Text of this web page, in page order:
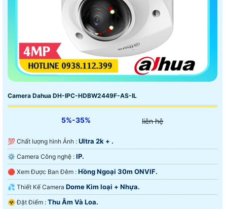
Camera Dahua DH-IPC-HDBW2449F-AS-IL
5%-35% liên hệ
💯 Chất lượng hình Ảnh : Ultra 2k + .
⚙ Camera Công nghệ : IP.
🔴 Xem Được Ban Đêm : Hồng Ngoại 30m ONVIF.
💦 Thiết Kế Camera Dome Kim loại + Nhựa.
️☣️ Đặt Điểm : Thu Âm Và Loa.